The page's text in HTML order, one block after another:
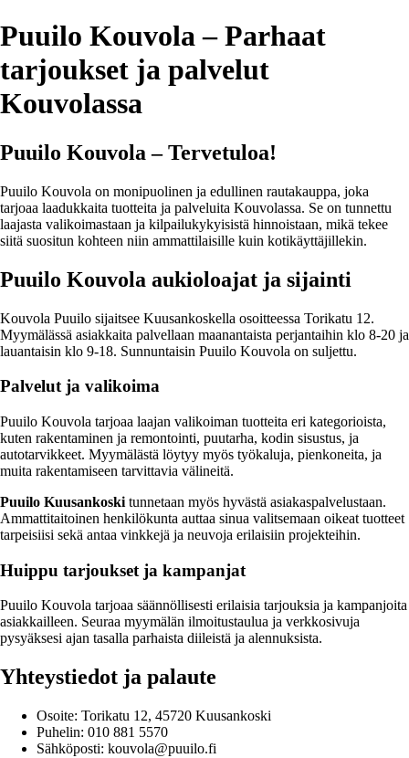
Puuilo Kouvola – Parhaat
tarjoukset ja palvelut
Kouvolassa
Puuilo Kouvola – Tervetuloa!
Puuilo Kouvola on monipuolinen ja edullinen rautakauppa, joka
tarjoaa laadukkaita tuotteita ja palveluita Kouvolassa. Se on tunnettu
laajasta valikoimastaan ja kilpailukykyisistä hinnoistaan, mikä tekee
siitä suositun kohteen niin ammattilaisille kuin kotikäyttäjillekin.
Puuilo Kouvola aukioloajat ja sijainti
Kouvola Puuilo sijaitsee Kuusankoskella osoitteessa Torikatu 12.
Myymälässä asiakkaita palvellaan maanantaista perjantaihin klo 8-20 ja
lauantaisin klo 9-18. Sunnuntaisin Puuilo Kouvola on suljettu.
Palvelut ja valikoima
Puuilo Kouvola tarjoaa laajan valikoiman tuotteita eri kategorioista,
kuten rakentaminen ja remontointi, puutarha, kodin sisustus, ja
autotarvikkeet. Myymälästä löytyy myös työkaluja, pienkoneita, ja
muita rakentamiseen tarvittavia välineitä.
Puuilo Kuusankoski tunnetaan myös hyvästä asiakaspalvelustaan.
Ammattitaitoinen henkilökunta auttaa sinua valitsemaan oikeat tuotteet
tarpeisiisi sekä antaa vinkkejä ja neuvoja erilaisiin projekteihin.
Huippu tarjoukset ja kampanjat
Puuilo Kouvola tarjoaa säännöllisesti erilaisia tarjouksia ja kampanjoita
asiakkailleen. Seuraa myymälän ilmoitustaulua ja verkkosivuja
pysyäksesi ajan tasalla parhaista diileistä ja alennuksista.
Yhteystiedot ja palaute
Osoite: Torikatu 12, 45720 Kuusankoski
Puhelin: 010 881 5570
Sähköposti: kouvola@puuilo.fi